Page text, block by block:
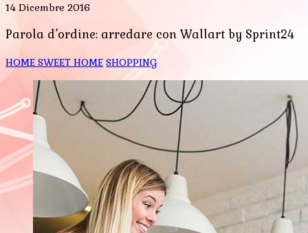
14 Dicembre 2016
Parola d’ordine: arredare con Wallart by Sprint24
HOME SWEET HOME SHOPPING